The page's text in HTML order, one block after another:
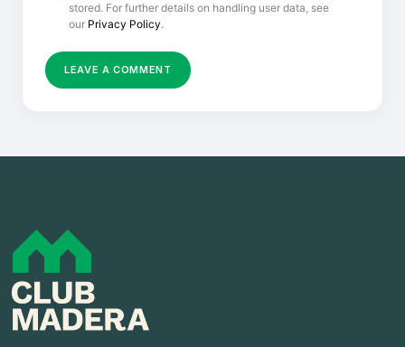
stored. For further details on handling user data, see
our Privacy Policy.